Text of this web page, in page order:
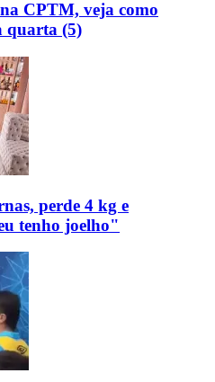
CPTM, veja como
quarta (5)
perde 4 kg e
tenho joelho"